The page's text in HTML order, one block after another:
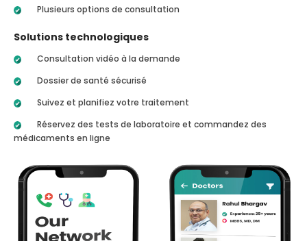
Plusieurs options de consultation
Solutions technologiques
Consultation vidéo à la demande
Dossier de santé sécurisé
Suivez et planifiez votre traitement
Réservez des tests de laboratoire et commandez des
médicaments en ligne